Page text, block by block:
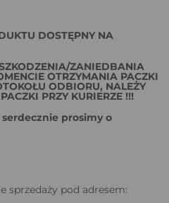
DOSTĘPNY NA
ZANIEDBANIA
OTRZYMANIA PACZKI
ODBIORU, NALEŻY
PRZY KURIERZE !!!
prosimy o
sprzedaży pod adresem: